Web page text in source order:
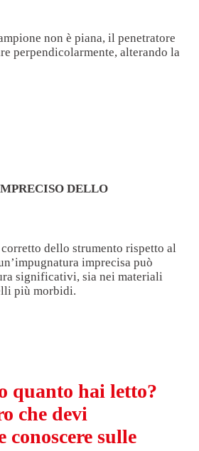
non è piana, il penetratore
perpendicolarmente, alterando la
DELLO
dello strumento rispetto al
imprecisa può
significativi, sia nei materiali
più morbidi.
quanto hai letto?
che devi
conoscere sulle